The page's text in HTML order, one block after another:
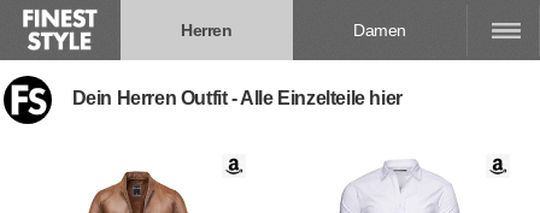
Herren Damen
Dein Herren Outfit - Alle Einzelteile hier